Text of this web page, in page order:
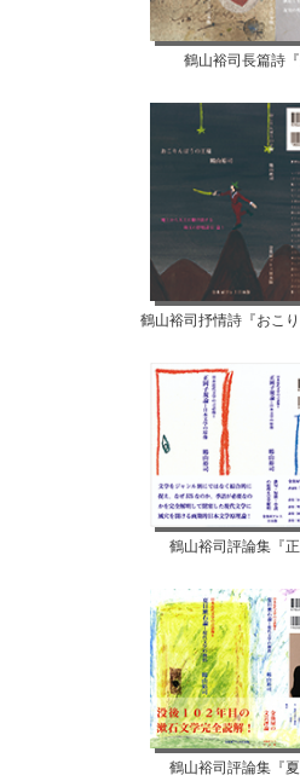
鶴山裕司長篇詩『
鶴山裕司抒情詩『おこ
鶴山裕司評論集『正
鶴山裕司評論集『夏